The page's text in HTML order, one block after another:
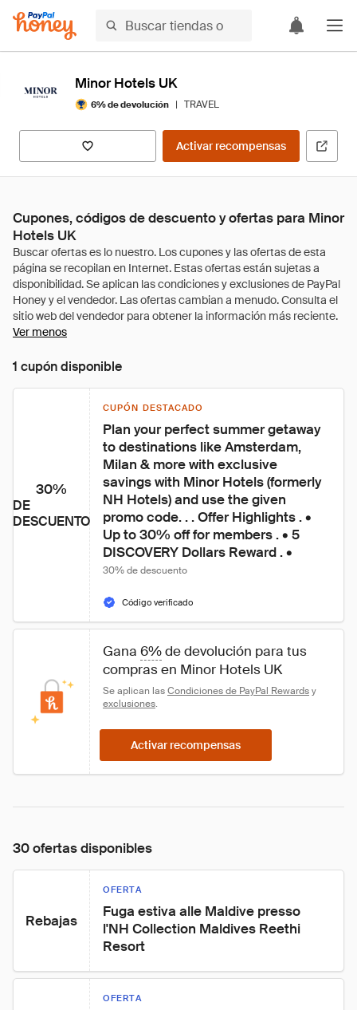
Minor Hotels UK
6% de devolución | TRAVEL
Activar recompensas
Cupones, códigos de descuento y ofertas para Minor
Hotels UK
Ver menos
1 cupón disponible
30%
DE
DESCUENTO
CUPÓN DESTACADO
Plan your perfect summer getaway
to destinations like Amsterdam,
Milan & more with exclusive
savings with Minor Hotels (formerly
NH Hotels) and use the given
promo code. . . Offer Highlights . •
Up to 30% off for members . • 5
DISCOVERY Dollars Reward . •
30% de descuento
Código verificado
Gana 6% de devolución para tus
compras en Minor Hotels UK
Se aplican las Condiciones de PayPal Rewards y
exclusiones.
Activar recompensas
30 ofertas disponibles
Rebajas
OFERTA
Fuga estiva alle Maldive presso
l'NH Collection Maldives Reethi
Resort
OFERTA